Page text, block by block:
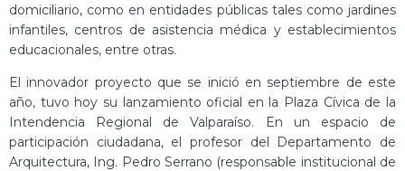
domiciliario, como en entidades públicas tales como jardines
infantiles, centros de asistencia médica y establecimientos
educacionales, entre otras.
El innovador proyecto que se inició en septiembre de este
año, tuvo hoy su lanzamiento oficial en la Plaza Cívica de la
Intendencia Regional de Valparaíso. En un espacio de
participación ciudadana, el profesor del Departamento de
Arquitectura, Ing. Pedro Serrano (responsable institucional de